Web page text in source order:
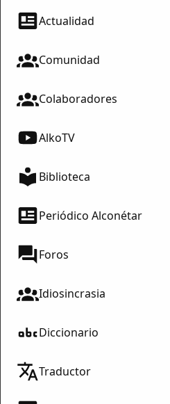
Actualidad
Comunidad
Colaboradores
AlkoTV
Biblioteca
Periódico Alconétar
Foros
Idiosincrasia
Diccionario
Traductor